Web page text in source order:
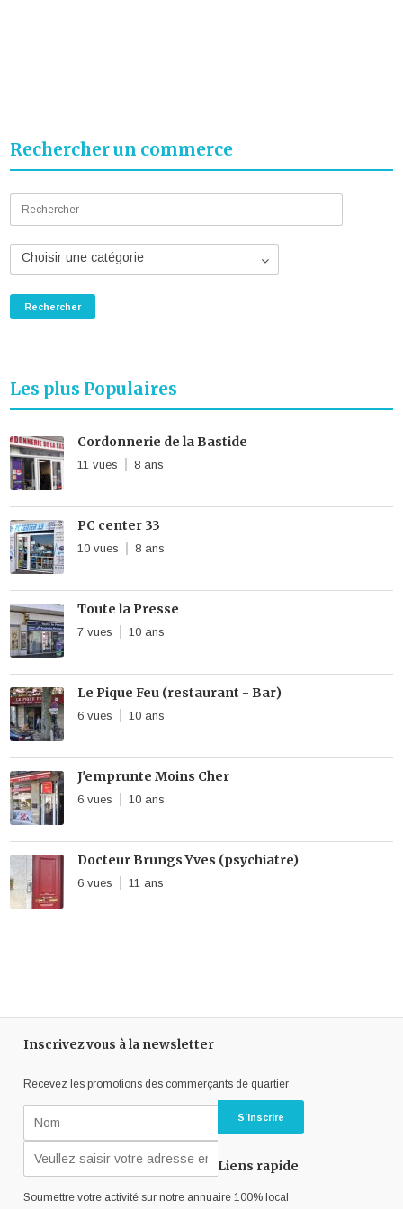
Rechercher un commerce
Choisir une catégorie
Les plus Populaires
Cordonnerie de la Bastide
11 vues 8 ans
PC center 33
10 vues 8 ans
Toute la Presse
7 vues 10 ans
Le Pique Feu (restaurant - Bar)
6 vues 10 ans
J'emprunte Moins Cher
6 vues 10 ans
Docteur Brungs Yves (psychiatre)
6 vues 11 ans
Inscrivez vous à la newsletter
Recevez les promotions des commerçants de quartier
Liens rapide
Soumettre votre activité sur notre annuaire 100% local